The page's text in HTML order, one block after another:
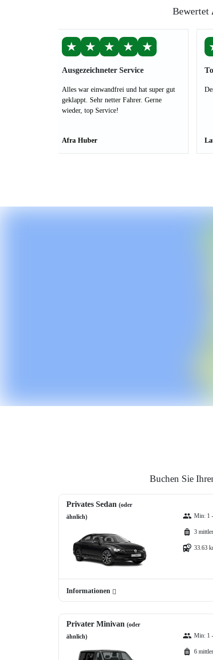
Bewertet
★ ★ ★ ★ ★
Ausgezeichneter Service
Alles war einwandfrei und hat super gut
geklappt. Sehr netter Fahrer. Gerne
wieder, top Service!
Afra Huber
Buchen Sie
Privates Sedan (oder
ähnlich)
Min: 1
3
33.63
Informationen
Privater Minivan (oder
ähnlich)
Min: 1
6